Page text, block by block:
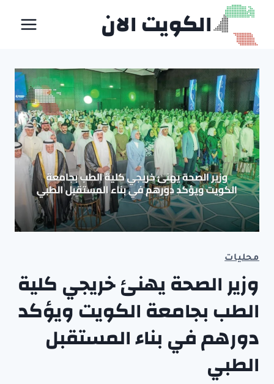
التجاوز
المحتوى
الكويت الان
محليات
وزير الصحة يهنئ خريجي كلية
الطب بجامعة الكويت ويؤكد
دورهم في بناء المستقبل
الطبي